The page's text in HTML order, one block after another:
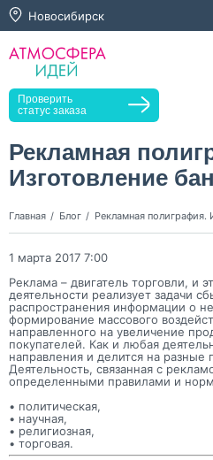
Новосибирск
Проверить
статус заказа
Рекламная
Изготовление
Главная Блог Рекламная полиграфия.
1 марта 2017 7:00
Реклама – двигатель торговли, и
деятельности реализует задачи
распространения информации о
формирование массового
направленного на увеличение
покупателей. Как и любая
направления и делится на разные
Деятельность, связанная с
определенными правилами и
• политическая,
• научная,
• религиозная,
• торговая.
Нажимая кнопку "Оставить
обработку персональных данных
Нажимая на кнопку, я даю
Оставить
заявку